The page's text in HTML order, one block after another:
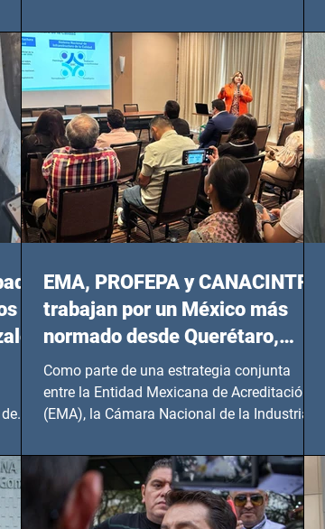
del 14 de agosto al 25 de septiembre, a las
20:00 horas.
EMA, PROFEPA y CANACINTRA
trabajan por un México más
normado desde Querétaro,
Hidalgo y BCS
Como parte de una estrategia conjunta
entre la Entidad Mexicana de Acreditación
(EMA), la Cámara Nacional de la Industria